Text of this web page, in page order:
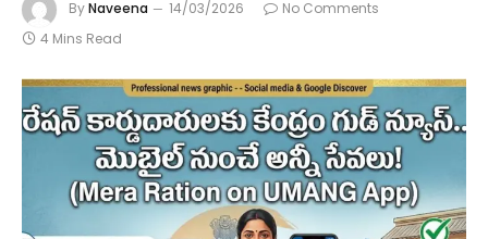
ByNaveena 14/03/2026
No Comments
4 Mins Read